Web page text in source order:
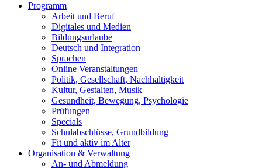
Programm
Arbeit und Beruf
Digitales und Medien
Bildungsurlaube
Deutsch und Integration
Sprachen
Online Veranstaltungen
Politik, Gesellschaft, Nachhaltigkeit
Kultur, Gestalten, Musik
Gesundheit, Bewegung, Psychologie
Prüfungen
Specials
Schulabschlüsse, Grundbildung
Fit und aktiv im Alter
Organisation & Verwaltung
An- und Abmeldung